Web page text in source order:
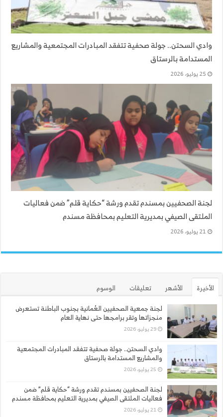
وادي السحتن.. جولة صحفية تتفقد المبادرات المجتمعية والمشاريع
المستدامة بالرستاق
25 يوليو، 2026
لجنة الصحفيين بمسندم تقدم ورشة “حكاية قلم” ضمن فعاليات
الملتقى الصيفي بمديرية التعليم بمحافظة مسندم
21 يوليو، 2026
الأخيرة الأشهر تعليقات
الوسوم
لجنة جمعية الصحفيين العُمانية بجنوب الباطنة تستعرض
منجزاتها وتقر برامجها حتى نهاية العام
29 يوليو، 2026
وادي السحتن.. جولة صحفية تتفقد المبادرات المجتمعية
والمشاريع المستدامة بالرستاق
25 يوليو، 2026
لجنة الصحفيين بمسندم تقدم ورشة “حكاية قلم” ضمن
فعاليات الملتقى الصيفي بمديرية التعليم بمحافظة مسندم
21 يوليو، 2026